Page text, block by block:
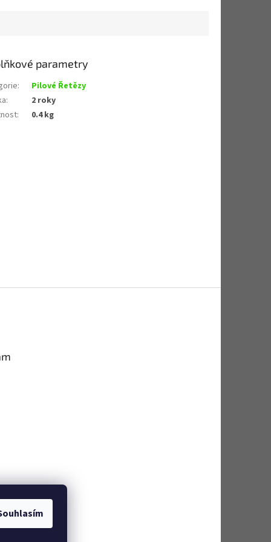
parametry
:
Pilové Řetězy
:
2 roky
: 0.4 kg